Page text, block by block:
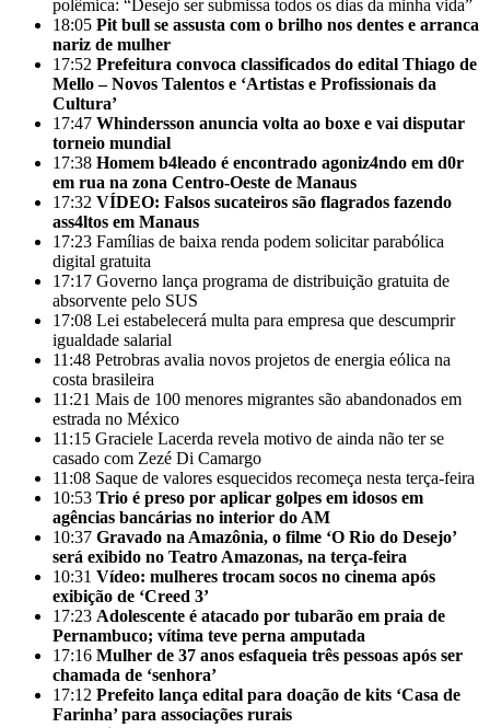
polêmica: “Desejo ser submissa todos os dias da minha vida”
18:05 Pit bull se assusta com o brilho nos dentes e arranca
nariz de mulher
17:52 Prefeitura convoca classificados do edital Thiago de
Mello – Novos Talentos e ‘Artistas e Profissionais da
Cultura’
17:47 Whindersson anuncia volta ao boxe e vai disputar
torneio mundial
17:38 Homem b4leado é encontrado agoniz4ndo em d0r
em rua na zona Centro-Oeste de Manaus
17:32 VÍDEO: Falsos sucateiros são flagrados fazendo
ass4ltos em Manaus
17:23 Famílias de baixa renda podem solicitar parabólica
digital gratuita
17:17 Governo lança programa de distribuição gratuita de
absorvente pelo SUS
17:08 Lei estabelecerá multa para empresa que descumprir
igualdade salarial
11:48 Petrobras avalia novos projetos de energia eólica na
costa brasileira
11:21 Mais de 100 menores migrantes são abandonados em
estrada no México
11:15 Graciele Lacerda revela motivo de ainda não ter se
casado com Zezé Di Camargo
11:08 Saque de valores esquecidos recomeça nesta terça-feira
10:53 Trio é preso por aplicar golpes em idosos em
agências bancárias no interior do AM
10:37 Gravado na Amazônia, o filme ‘O Rio do Desejo’
será exibido no Teatro Amazonas, na terça-feira
10:31 Vídeo: mulheres trocam socos no cinema após
exibição de ‘Creed 3’
17:23 Adolescente é atacado por tubarão em praia de
Pernambuco; vítima teve perna amputada
17:16 Mulher de 37 anos esfaqueia três pessoas após ser
chamada de ‘senhora’
17:12 Prefeito lança edital para doação de kits ‘Casa de
Farinha’ para associações rurais